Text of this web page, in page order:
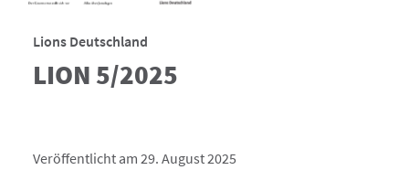
Lions Deutschland
LION 5/2025
Veröffentlicht am 29. August 2025